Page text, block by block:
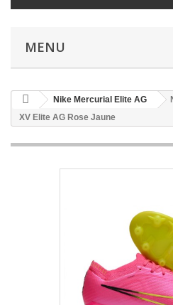
MENU
Nike Mercurial Elite AG
XV Elite AG Rose Jaune